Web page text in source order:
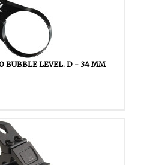
BUBBLE LEVEL. D - 34 ММ